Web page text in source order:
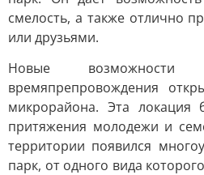
смелость, а также отлично
или друзьями.
Новые возможности
времяпрепровождения
микрорайона. Эта локация
притяжения молодежи и
территории появился
парк, от одного вида